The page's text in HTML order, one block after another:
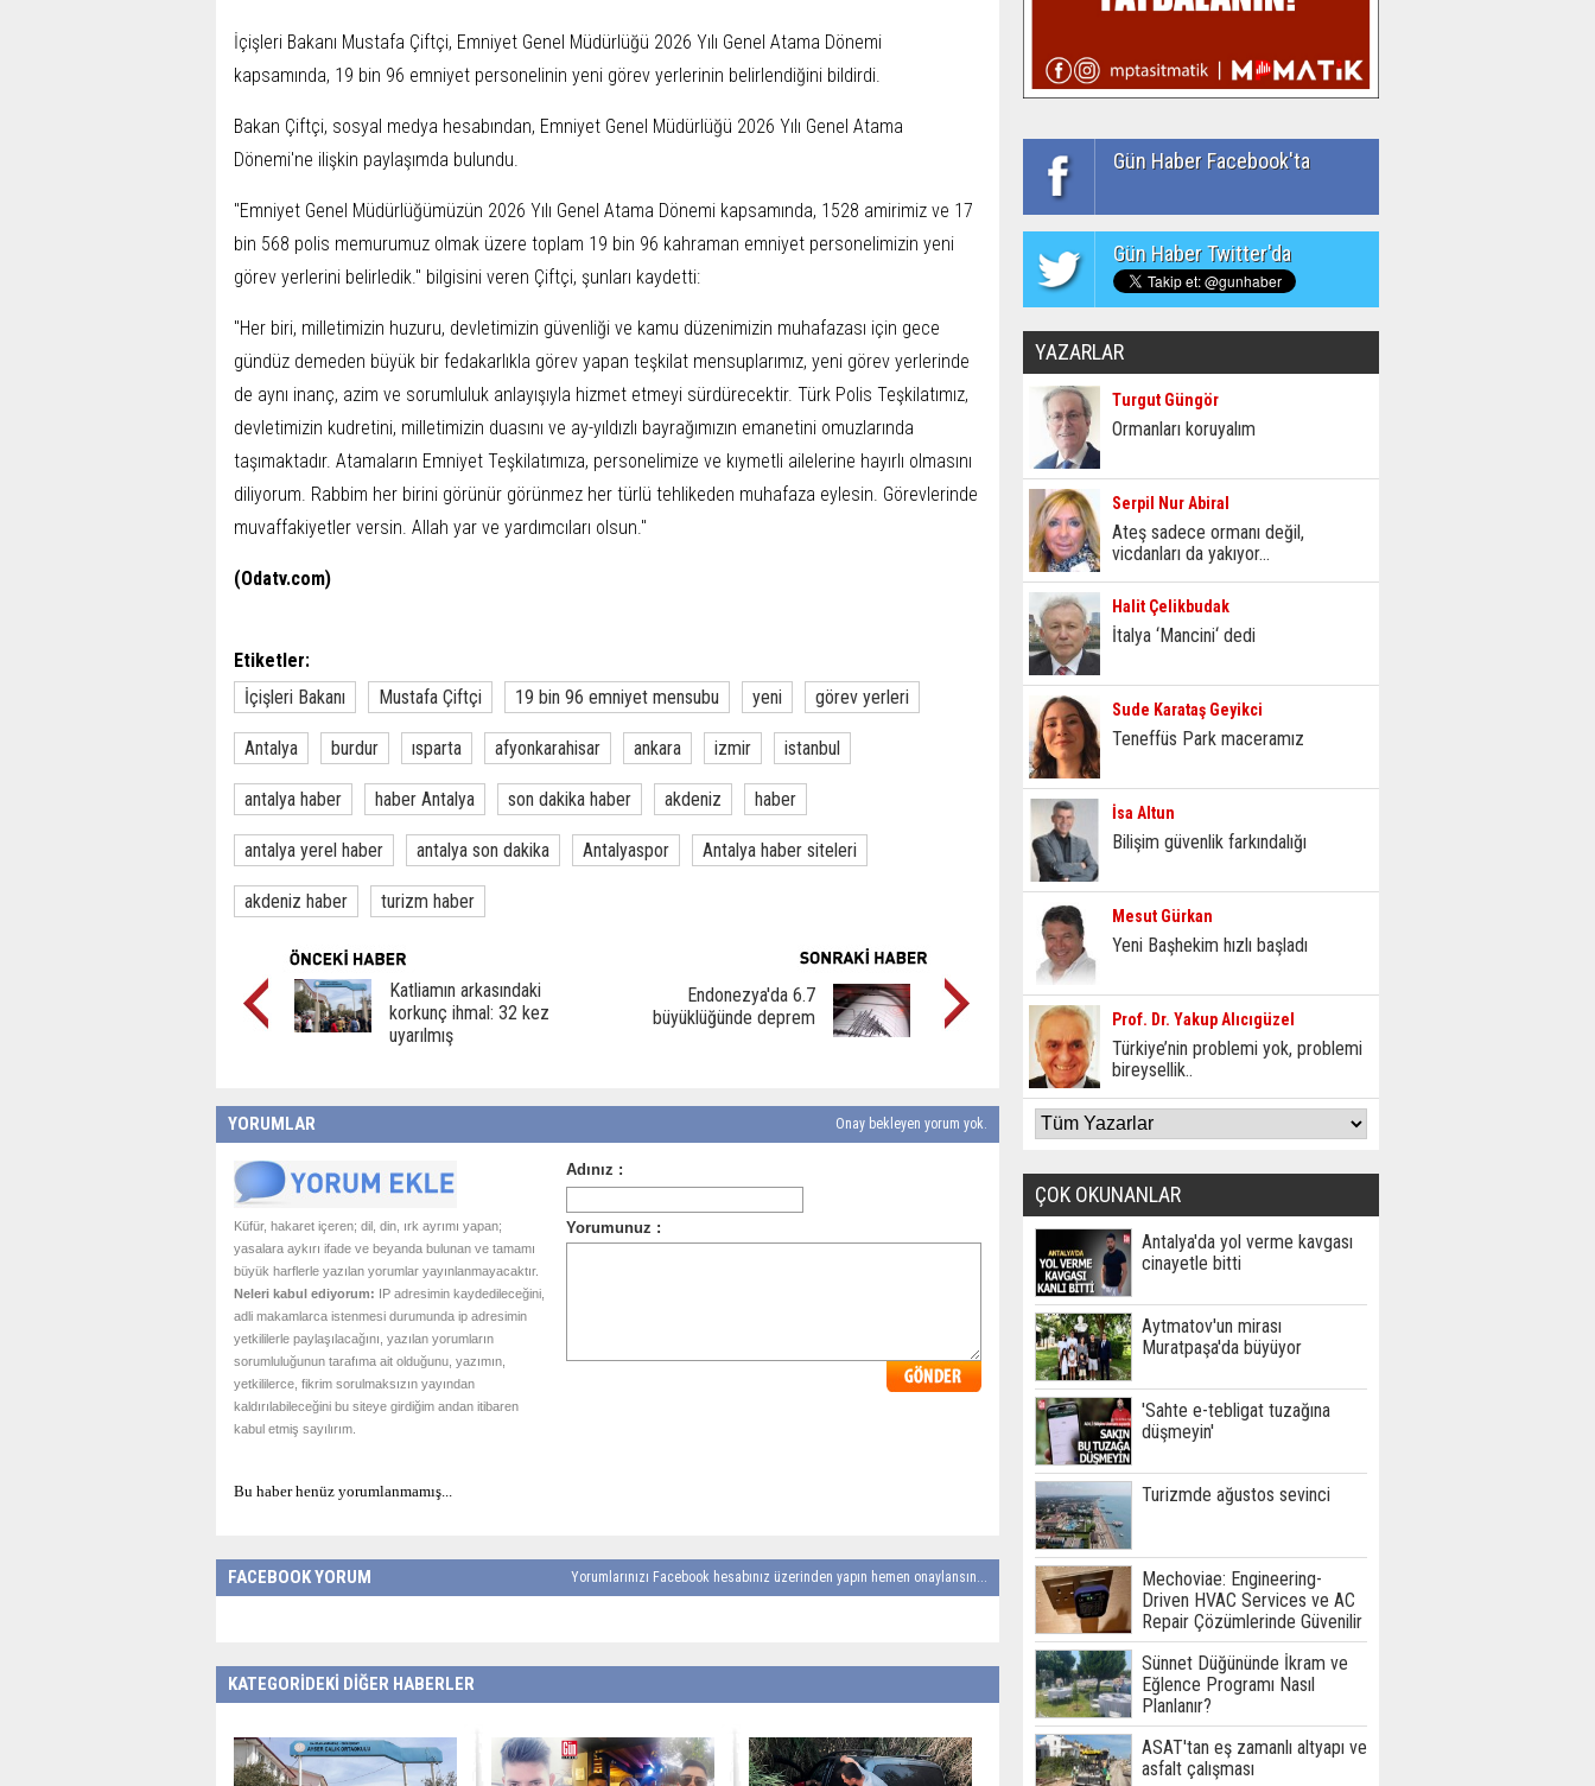
İçişleri Bakanı Mustafa Çiftçi, Emniyet Genel Müdürlüğü 2026 Yılı Genel Atama Dönemi
kapsamında, 19 bin 96 emniyet personelinin yeni görev yerlerinin belirlendiğini bildirdi.
Bakan Çiftçi, sosyal medya hesabından, Emniyet Genel Müdürlüğü 2026 Yılı Genel Atama
Dönemi'ne ilişkin paylaşımda bulundu.
"Emniyet Genel Müdürlüğümüzün 2026 Yılı Genel Atama Dönemi kapsamında, 1528 amirimiz ve 17
bin 568 polis memurumuz olmak üzere toplam 19 bin 96 kahraman emniyet personelimizin yeni
görev yerlerini belirledik." bilgisini veren Çiftçi, şunları kaydetti:
"Her biri, milletimizin huzuru, devletimizin güvenliği ve kamu düzenimizin muhafazası için gece
gündüz demeden büyük bir fedakarlıkla görev yapan teşkilat mensuplarımız, yeni görev yerlerinde
de aynı inanç, azim ve sorumluluk anlayışıyla hizmet etmeyi sürdürecektir. Türk Polis Teşkilatımız,
devletimizin kudretini, milletimizin duasını ve ay-yıldızlı bayrağımızın emanetini omuzlarında
taşımaktadır. Atamaların Emniyet Teşkilatımıza, personelimize ve kıymetli ailelerine hayırlı olmasını
diliyorum. Rabbim her birini görünür görünmez her türlü tehlikeden muhafaza eylesin. Görevlerinde
muvaffakiyetler versin. Allah yar ve yardımcıları olsun."
(Odatv.com)
Etiketler:
İçişleri Bakanı
Mustafa Çiftçi 19 bin 96 emniyet mensubu yeni görev yerleri
Antalya burdur ısparta afyonkarahisar ankara izmir istanbul
antalya haber haber Antalya son dakika haber akdeniz haber
antalya yerel haber antalya son dakika Antalyaspor Antalya haber siteleri
akdeniz haber turizm haber
Katliamın arkasındaki
korkunç ihmal: 32 kez
uyarılmış
Endonezya'da 6.7
büyüklüğünde deprem
YORUMLAR Onay bekleyen yorum yok.
Küfür, hakaret içeren; dil, din, ırk ayrımı yapan;
yasalara aykırı ifade ve beyanda bulunan ve tamamı
büyük harflerle yazılan yorumlar yayınlanmayacaktır.
Neleri kabul ediyorum: IP adresimin kaydedileceğini,
adli makamlarca istenmesi durumunda ip adresimin
yetkililerle paylaşılacağını, yazılan yorumların
sorumluluğunun tarafıma ait olduğunu, yazımın,
yetkililerce, fikrim sorulmaksızın yayından
kaldırılabileceğini bu siteye girdiğim andan itibaren
kabul etmiş sayılırım.
Bu haber henüz yorumlanmamış...
FACEBOOK YORUM Yorumlarınızı Facebook hesabınız üzerinden yapın hemen onaylansın...
KATEGORİDEKİ DİĞER HABERLER
Gün Haber Facebook'ta
Gün Haber Twitter'da
YAZARLAR
Turgut Güngör
Ormanları koruyalım
Serpil Nur Abiral
Ateş sadece ormanı değil,
vicdanları da yakıyor...
Halit Çelikbudak
İtalya ‘Mancini‘ dedi
Sude Karataş Geyikci
Teneffüs Park maceramız
İsa Altun
Bilişim güvenlik farkındalığı
Mesut Gürkan
Yeni Başhekim hızlı başladı
Prof. Dr. Yakup Alıcıgüzel
Türkiye’nin problemi yok, problemi
bireysellik..
ÇOK OKUNANLAR
Antalya'da yol verme kavgası
cinayetle bitti
Aytmatov'un mirası
Muratpaşa'da büyüyor
'Sahte e-tebligat tuzağına
düşmeyin'
Turizmde ağustos sevinci
Mechoviae: Engineering-
Driven HVAC Services ve AC
Repair Çözümlerinde Güvenilir
Teknik Hizmet Ortağınız
Sünnet Düğününde İkram ve
Eğlence Programı Nasıl
Planlanır?
ASAT'tan eş zamanlı altyapı ve
asfalt çalışması